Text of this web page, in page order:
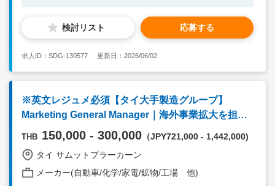
英語力（社内コミュニケーションにより） 【必須要件】 ・建築
施工管理のご経験 ※日本の実績のみでも歓迎（工場・倉庫・
マンション・商業施設等） ・英語日常会話が可能な方（社内タ
【歓迎条件】 ・東南アジアでの業務経験
検討リスト 応募する
求人ID：SDG-130577 更新日：2026/06/02
※英文レジュメ必須【タイ大手製造グループ】
Marketing General Manager｜海外事業拡大を担う
経営幹部候補
THB 150,000 - 300,000 （JPY721,000 - 1,442,000)
タイ サムットプラーカーン
メーカー(自動車/化学/家電/鉱物/工場 他)